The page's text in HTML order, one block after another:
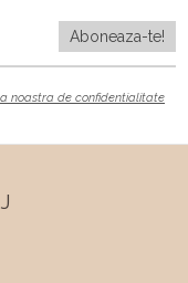
noastra de confidentialitate